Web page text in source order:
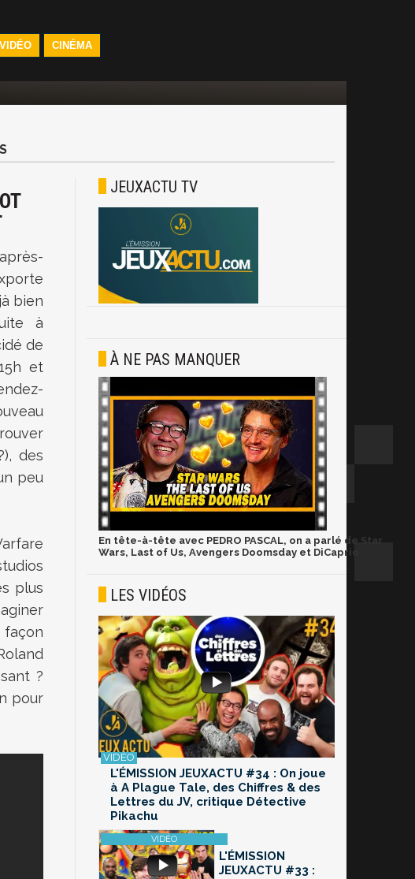
CINÉMA
bien
à
de
et
des
peu
plus
façon
?
pour
JEUXACTU TV
À NE PAS MANQUER
En tête-à-tête avec PEDRO PASCAL, on a parlé de Star
Wars, Last of Us, Avengers Doomsday et DiCaprio
LES VIDÉOS
L'ÉMISSION JEUXACTU #34 : On joue
à A Plague Tale, des Chiffres & des
Lettres du JV, critique Détective
Pikachu
L'ÉMISSION
JEUXACTU #33 :